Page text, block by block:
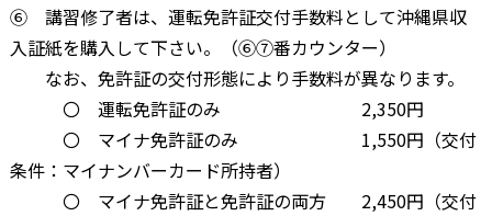
⑥ 講習修了者は、運転免許証交付手数料として沖縄県収
入証紙を購入して下さい。（⑥⑦番カウンター）
なお、免許証の交付形態により手数料が異なります。
〇 運転免許証のみ 2,350円
〇 マイナ免許証のみ 1,550円（交付
条件：マイナンバーカード所持者）
〇 マイナ免許証と免許証の両方 2,450円（交付